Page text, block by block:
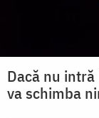
Dacă nu
va schimba